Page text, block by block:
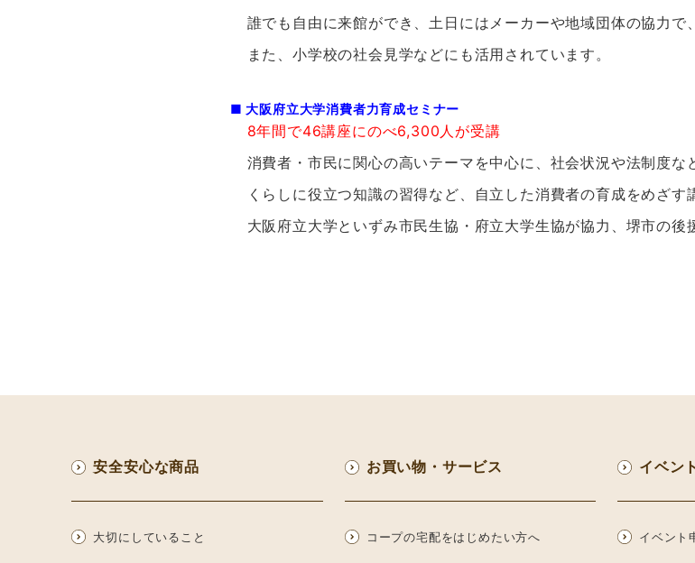
誰でも自由に来館ができ、土日にはメーカーや地域団体の協力で
また、小学校の社会見学などにも活用されています。
■ 大阪府立大学消費者力育成セミナー
8年間で46講座にのべ6,300人が受講
消費者・市民に関心の高いテーマを中心に、社会状況や法制度な
くらしに役立つ知識の習得など、自立した消費者の育成をめざす
大阪府立大学といずみ市民生協・府立大学生協が協力、堺市の後
安全安心な商品
大切にしていること
お買い物・サービス
コープの宅配をはじめたい方へ
イベン
イベント